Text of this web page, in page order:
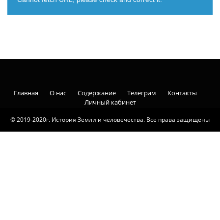
© 2019-2020г. История Земли и человечества. Все права защищены
Главная О нас Содержание Телеграм
Контакты
Личный кабинет